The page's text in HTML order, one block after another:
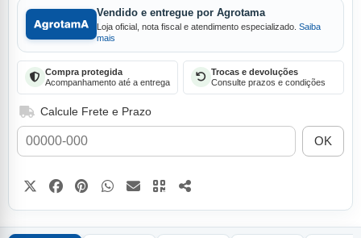
Vendido e entregue por Agrotama
Loja oficial, nota fiscal e atendimento especializado. Saiba
mais
Compra protegida
Acompanhamento até a entrega
Trocas e devoluções
Consulte prazos e condições
Calcule Frete e Prazo
OK